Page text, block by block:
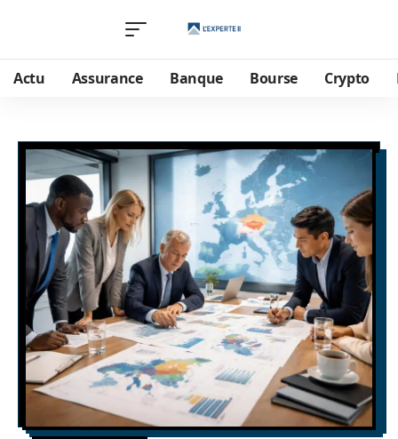
Actu Assurance Banque Bourse Crypto